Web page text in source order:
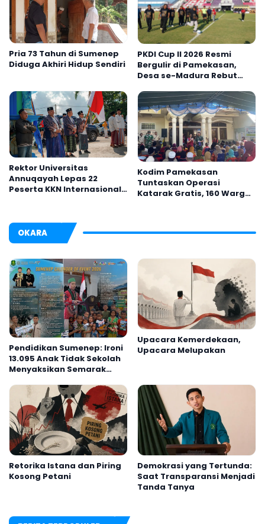
Pria 73 Tahun di Sumenep
Diduga Akhiri Hidup Sendiri
PKDI Cup II 2026 Resmi
Bergulir di Pamekasan,
Desa se-Madura Rebut
Rektor Universitas
Annuqayah Lepas 22
Peserta KKN Internasional
Kodim Pamekasan
Tuntaskan Operasi
Katarak Gratis, 160 Warga
OKARA
Pendidikan Sumenep: Ironi
13.095 Anak Tidak Sekolah
Menyaksikan Semarak
2026
Upacara Kemerdekaan,
Upacara Melupakan
Retorika Istana dan Piring
Kosong Petani
Demokrasi yang Tertunda:
Saat Transparansi Menjadi
Tanda Tanya